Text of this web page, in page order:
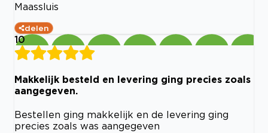
Maassluis
delen
10
Makkelijk besteld en levering ging precies zoals
aangegeven.
Bestellen ging makkelijk en de levering ging
precies zoals was aangegeven